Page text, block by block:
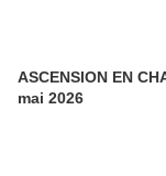
ASCENSION EN
mai 2026